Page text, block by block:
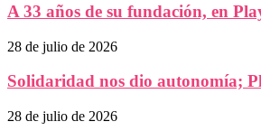
A 33 años de su fundación, en
28 de julio de 2026
Solidaridad nos dio autonomía;
28 de julio de 2026